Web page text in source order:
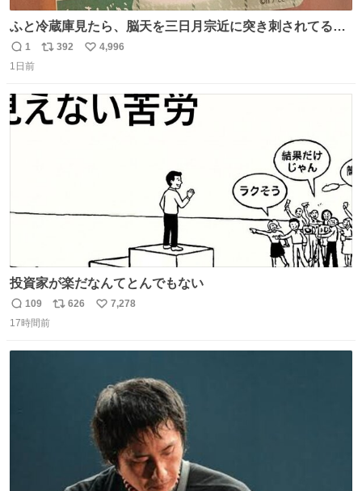
ふと冷蔵庫見たら、脳天を三日月宗近に突き刺されてるく
りまんじゅうパイセンが
返
信
1
リ
ト
数
392
い
数
4,996
1日前
投資家が楽だなんてとんでもない
返
信
109
リ
626
い
7,278
17時間前